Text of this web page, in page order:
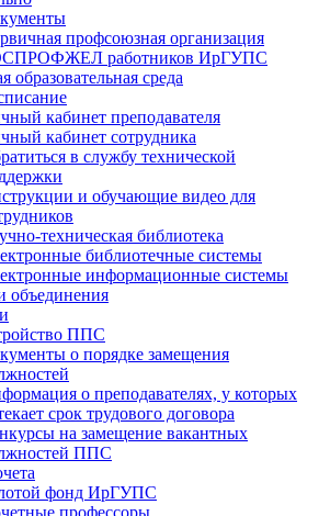
профсоюзная организация
работников ИрГУПС
образовательная среда
кабинет преподавателя
кабинет сотрудника
в службу технической
и обучающие видео для
техническая библиотека
библиотечные системы
информационные системы
объединения
ППС
о порядке замещения
о преподавателях, у которых
срок трудового договора
на замещение вакантных
ППС
фонд ИрГУПС
профессоры